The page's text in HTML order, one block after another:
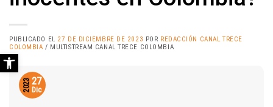
PUBLICADO EL 27 DE DICIEMBRE DE 2023 POR REDACCIÓN CANAL TRECE
COLOMBIA / MULTISTREAM CANAL TRECE COLOMBIA
27
Dic
2023
Abrir barra de herramientas